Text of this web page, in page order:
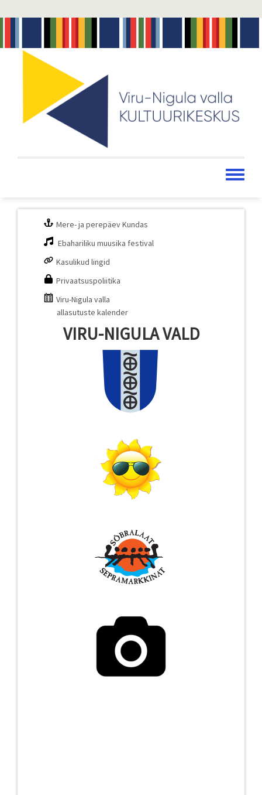
põhisisu
Toggle
Mere- ja perepäev Kundas
Ebahariliku muusika festival
Kasulikud lingid
Privaatsuspoliitika
Viru-Nigula valla
allasutuste kalender
VIRU-NIGULA VALD